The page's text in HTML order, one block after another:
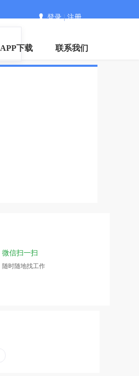
登录|注册
APP下载 联系我们
微信扫一扫
随时随地找工作